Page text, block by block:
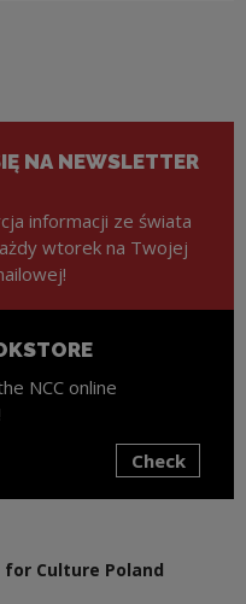
NA NEWSLETTER
informacji ze świata
wtorek na Twojej
NCC online
Check
Culture Poland